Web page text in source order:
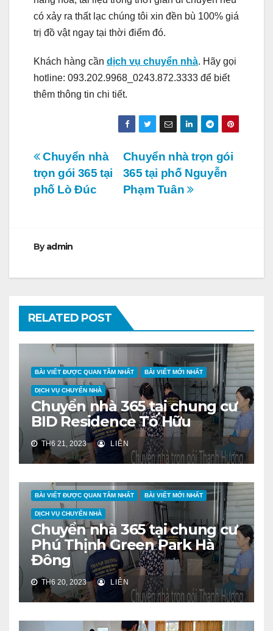
có xảy ra thất lạc chúng tôi xin đền bù 100% giá
trị đồ vật ngay tại thời điểm đó.
Khách hàng cần dịch vụ chuyển nhà. Hãy gọi
hotline: 093.202.9968_0243.872.3333 để biết
thêm thông tin chi tiết.
Điều
hướng
viết
Chuyển nhà trọn gói
365 tại phố Nguyễn
Phạm Tuân
Chuyển nhà
trọn gói 365 tại
phố Lò Đúc
Byadmin
RELATED POST
BÀI VIẾT ĐƯỢC QUAN TÂM NHẤT BÀI VIẾT MỚI NHẤT
DỊCH VỤ CHUYỂN NHÀ
Chuyển nhà 365 tại chung cư
BID Residence Tố Hữu
TH6 21, 2023 LIÊN
BÀI VIẾT ĐƯỢC QUAN TÂM NHẤT BÀI VIẾT MỚI NHẤT
DỊCH VỤ CHUYỂN NHÀ
Chuyển nhà 365 tại chung cư
Phú Thịnh Green Park Hà
Đông
TH6 20, 2023 LIÊN